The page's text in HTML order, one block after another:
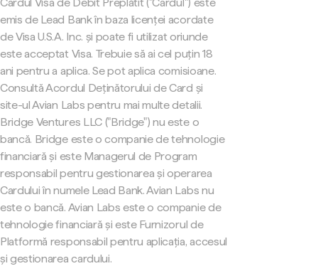
emis de Lead Bank în baza licenței acordate
de Visa U.S.A. Inc. și poate fi utilizat oriunde
este acceptat Visa. Trebuie să ai cel puțin 18
ani pentru a aplica. Se pot aplica comisioane.
Consultă Acordul Deținătorului de Card și
site-ul Avian Labs pentru mai multe detalii.
Bridge Ventures LLC ("Bridge") nu este o
bancă. Bridge este o companie de tehnologie
financiară și este Managerul de Program
responsabil pentru gestionarea și operarea
Cardului în numele Lead Bank. Avian Labs nu
este o bancă. Avian Labs este o companie de
tehnologie financiară și este Furnizorul de
Platformă responsabil pentru aplicația, accesul
și gestionarea cardului.